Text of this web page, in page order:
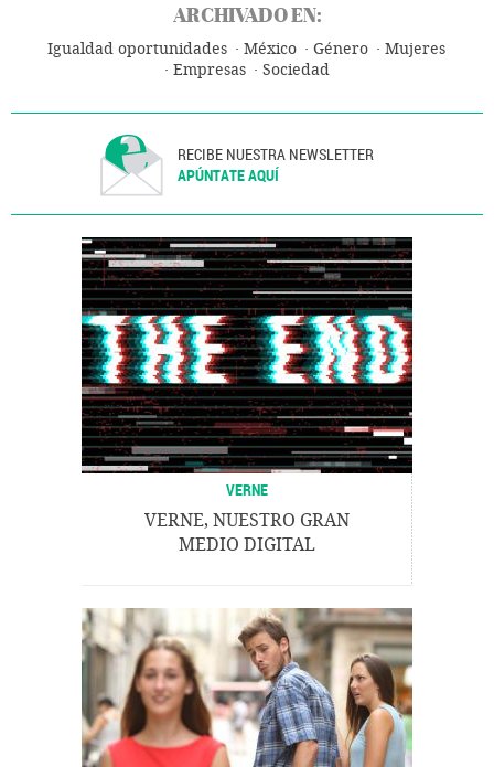
ARCHIVADO EN:
Igualdad oportunidades México Género
Mujeres
Empresas
Sociedad
RECIBE NUESTRA NEWSLETTER
APÚNTATE AQUÍ
VERNE
VERNE, NUESTRO GRAN
MEDIO DIGITAL